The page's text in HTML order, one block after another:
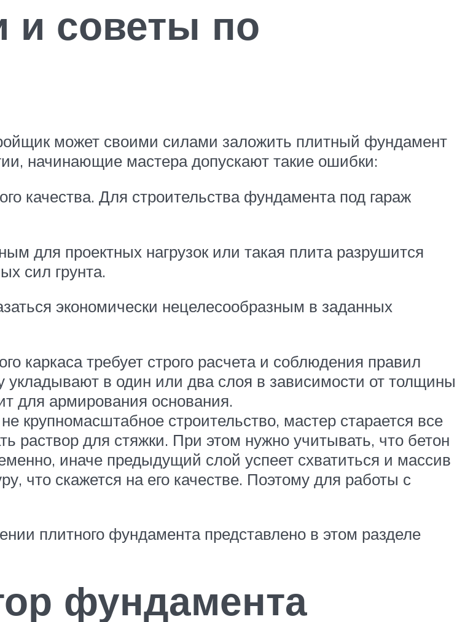
советы по
может своими силами заложить плитный фундамент
начинающие мастера допускают такие ошибки:
качества. Для строительства фундамента под гараж
для проектных нагрузок или такая плита разрушится
сил грунта.
экономически нецелесообразным в заданных
каркаса требует строго расчета и соблюдения правил
укладывают в один или два слоя в зависимости от толщины
для армирования основания.
крупномасштабное строительство, мастер старается все
раствор для стяжки. При этом нужно учитывать, что бетон
иначе предыдущий слой успеет схватиться и массив
что скажется на его качестве. Поэтому для работы с
плитного фундамента представлено в этом разделе
фундамента